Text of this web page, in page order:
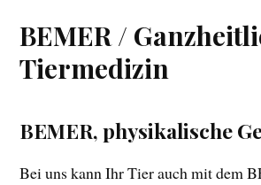
BEMER /
Tiermedizin
BEMER, physikalische
Bei uns kann Ihr Tier auch mit dem